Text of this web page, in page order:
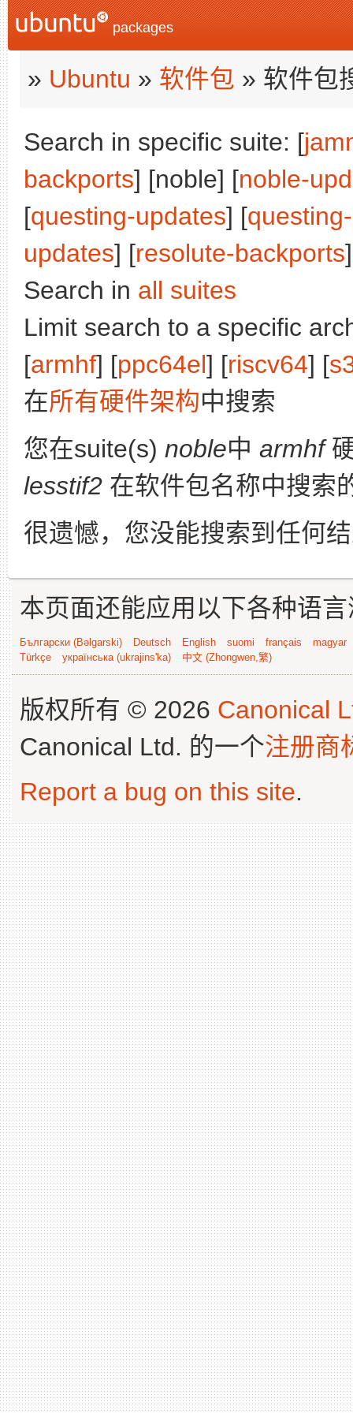
packages
» Ubuntu » 软件包 » 软件包
Search in specific suite: [
backports] [noble] [noble-
[questing-updates] [
updates] [resolute-backports
Search in all suites
Limit search to a specific
[armhf] [ppc64el] [riscv64] [
在所有硬件架构中搜索
您在suite(s) noble中 armhf
lesstif2 在软件包名称中搜索
很遗憾，您没能搜索到任何
本页面还能应用以下各种语
Български (Bəlgarski) Deutsch English suomi français
magyar
Türkçe
українська (ukrajins'ka) 中文 (Zhongwen,繁)
版权所有 © 2026 Canonical
Canonical Ltd. 的一个注册商
Report a bug on this site.